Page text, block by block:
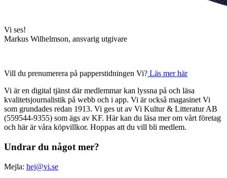
Vi ses!
Markus Wilhelmson, ansvarig utgivare
Vill du prenumerera på papperstidningen Vi? Läs mer här
Vi är en digital tjänst där medlemmar kan lyssna på och läsa
kvalitetsjournalistik på webb och i app. Vi är också magasinet Vi
som grundades redan 1913. Vi ges ut av Vi Kultur & Litteratur AB
(559544-9355) som ägs av KF. Här kan du läsa mer om vårt företag
och här är våra köpvillkor. Hoppas att du vill bli medlem.
Undrar du något mer?
Mejla: hej@vi.se